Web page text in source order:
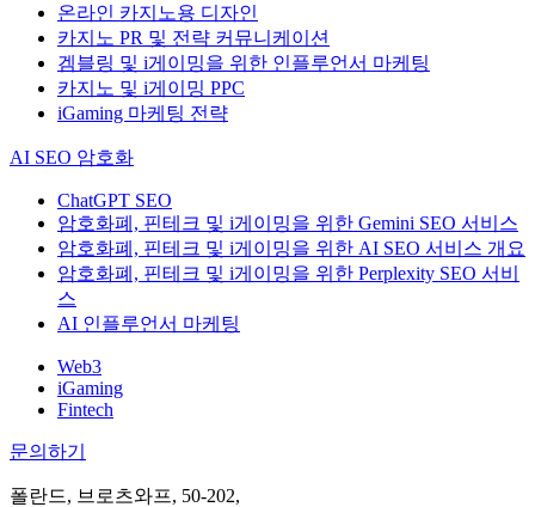
온라인 카지노용 디자인
카지노 PR 및 전략 커뮤니케이션
겜블링 및 i게이밍을 위한 인플루언서 마케팅
카지노 및 i게이밍 PPC
iGaming 마케팅 전략
AI SEO 암호화
ChatGPT SEO
암호화폐, 핀테크 및 i게이밍을 위한 Gemini SEO 서비스
암호화폐, 핀테크 및 i게이밍을 위한 AI SEO 서비스 개요
암호화폐, 핀테크 및 i게이밍을 위한 Perplexity SEO 서비
스
AI 인플루언서 마케팅
Web3
iGaming
Fintech
문의하기
폴란드, 브로츠와프, 50-202,